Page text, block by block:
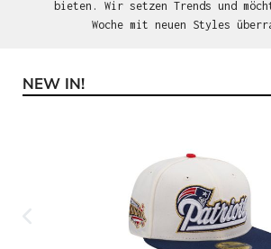
bieten. Wir setzen Trends und
Woche mit neuen Styles
Produktgalerie überspringen
NEW IN!